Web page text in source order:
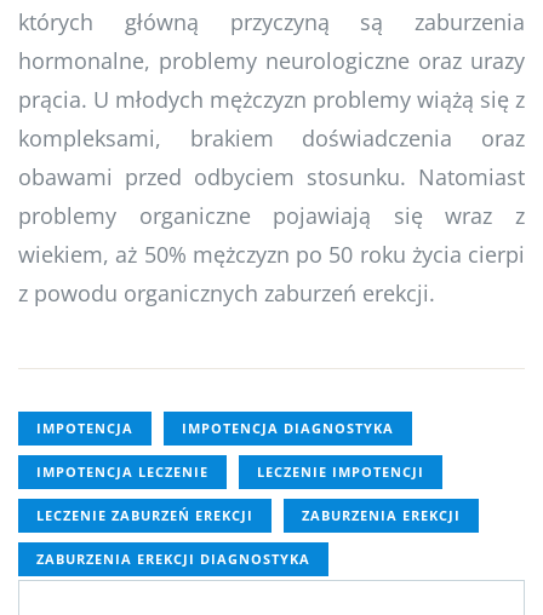
których główną przyczyną są zaburzenia
hormonalne, problemy neurologiczne oraz urazy
prącia. U młodych mężczyzn problemy wiążą się z
kompleksami, brakiem doświadczenia oraz
obawami przed odbyciem stosunku. Natomiast
problemy organiczne pojawiają się wraz z
wiekiem, aż 50% mężczyzn po 50 roku życia cierpi
z powodu organicznych zaburzeń erekcji.
IMPOTENCJA IMPOTENCJA DIAGNOSTYKA
IMPOTENCJA LECZENIE LECZENIE IMPOTENCJI
LECZENIE ZABURZEŃ EREKCJI ZABURZENIA EREKCJI
ZABURZENIA EREKCJI DIAGNOSTYKA